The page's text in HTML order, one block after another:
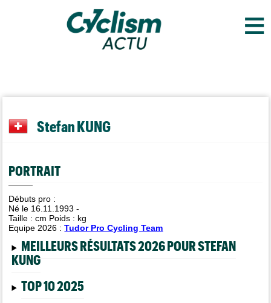
≡
Stefan KUNG
PORTRAIT
Débuts pro :
Né le 16.11.1993 -
Taille :cm Poids : kg
Equipe 2026 :Tudor Pro Cycling Team
MEILLEURS RÉSULTATS 2026 POUR STEFAN
KUNG
TOP 10 2025